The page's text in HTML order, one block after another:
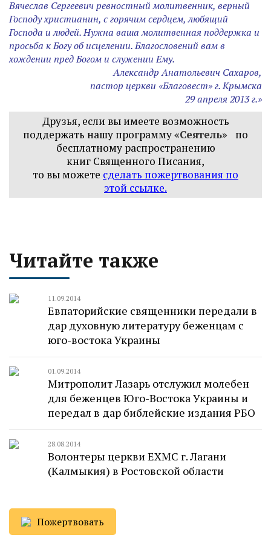
Вячеслав Сергеевич ревностный молитвенник, верный
Господу христианин, с горячим сердцем, любящий
Господа и людей. Нужна ваша молитвенная поддержка и
просьба к Богу об исцелении. Благословений вам в
хождении пред Богом и служении Ему.
Александр Анатольевич Сахаров,
пастор церкви «Благовест» г. Крымска
29 апреля 2013 г.»
Друзья, если вы имеете возможность
поддержать нашу программу«Сеятель»
по
бесплатному распространению
книг Священного Писания,
то вы можете сделать пожертвования по
этой ссылке.
Читайте также
11.09.2014
Евпаторийские священники передали в
дар духовную литературу беженцам с
юго-востока Украины
01.09.2014
Митрополит Лазарь отслужил молебен
для беженцев Юго-Востока Украины и
передал в дар библейские издания РБО
28.08.2014
Волонтеры церкви ЕХМС г. Лагани
(Калмыкия) в Ростовской области
Пожертвовать